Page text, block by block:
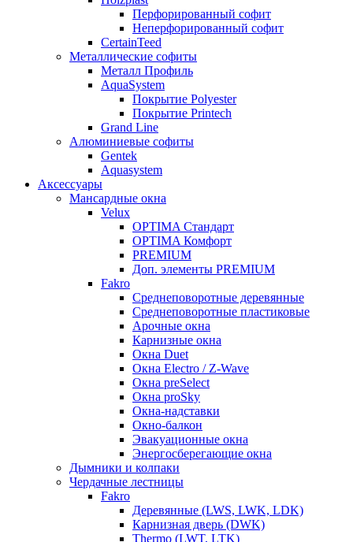
Перфорированный софит
Неперфорированный софит
CertainTeed
Металлические софиты
Металл Профиль
AquaSystem
Покрытие Polyester
Покрытие Printech
Grand Line
Алюминиевые софиты
Gentek
Aquasystem
Аксессуары
Мансардные окна
Velux
OPTIMA Стандарт
OPTIMA Комфорт
PREMIUM
Доп. элементы PREMIUM
Fakro
Cреднеповоротные деревянные
Cреднеповоротные пластиковые
Арочные окна
Карнизные окна
Окна Duet
Окна Electro / Z-Wave
Окна preSelect
Окна proSky
Окна-надставки
Окно-балкон
Эвакуационные окна
Энергосберегающие окна
Дымники и колпаки
Чердачные лестницы
Fakro
Деревянные (LWS, LWK, LDK)
Карнизная дверь (DWK)
Thermo (LWT, LTK)